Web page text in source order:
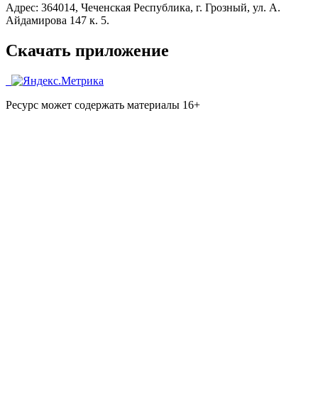
Адрес: 364014, Чеченская Республика, г. Грозный, ул. А.
Айдамирова 147 к. 5.
Скачать приложение
Ресурс может содержать материалы 16+